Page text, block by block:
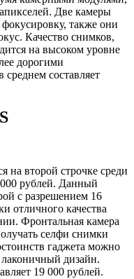
Две камеры
также они
Качество снимков,
на высоком уровне
дорогими
среднем составляет
на второй строчке среди
рублей. Данный
с разрешением 16
отличного качества
Фронтальная камера
селфи снимки
гаджета можно
дизайн.
19 000 рублей.